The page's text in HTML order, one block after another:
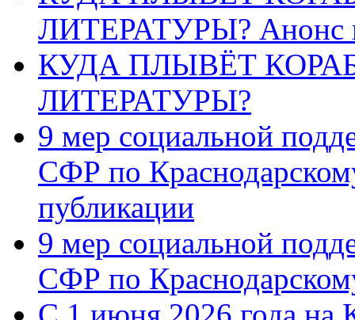
ЛИТЕРАТУРЫ? Анонс
КУДА ПЛЫВЁТ
ЛИТЕРАТУРЫ?
9 мер социальной
СФР по
публикации
9 мер социальной
СФР по